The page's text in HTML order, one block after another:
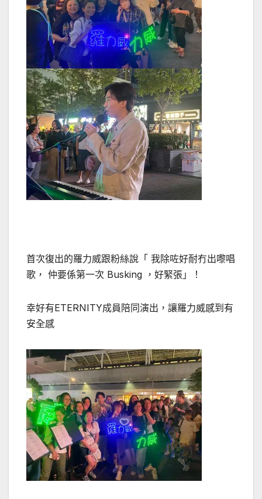
首次復出的羅力威跟粉絲說「 我除咗好耐冇出嚟唱
歌， 仲要係第一次 Busking ，好緊張」！
幸好有ETERNITY成員陪同演出，讓羅力威感到有
安全感